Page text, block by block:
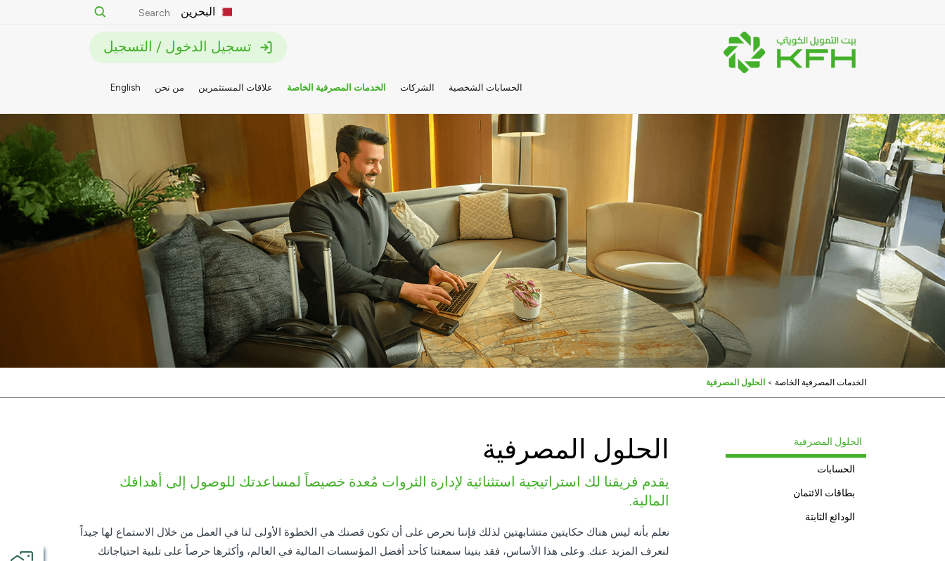
البحرين
تسجيل الدخول / التسجيل
الحسابات الشخصية الشركات الخدمات المصرفية الخاصة علاقات المستثمرين من نحن English
الخدمات المصرفية الخاصة > الحلول المصرفية
الحلول المصرفية
الحسابات
بطاقات الائتمان
الودائع الثابتة
الحلول المصرفية
يقدم فريقنا لك استراتيجية استثنائية لإدارة الثروات مُعدة خصيصاً لمساعدتك للوصول إلى أهدافك
المالية.
نعلم بأنه ليس هناك حكايتين متشابهتين لذلك فإننا نحرص على أن تكون قصتك هي الخطوة الأولى لنا في العمل من خلال الاستماع لها جيداً
لنعرف المزيد عنك. وعلى هذا الأساس، فقد بنينا سمعتنا كأحد أفضل المؤسسات المالية في العالم، وأكثرها حرصاً على تلبية احتياجاتك